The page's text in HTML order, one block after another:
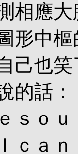
相應大
形中
己也
說的
ｏｕ
ｃａ